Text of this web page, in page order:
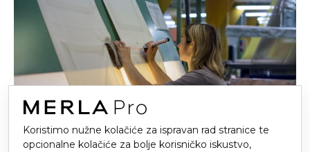
Koristimo nužne kolačiće za ispravan rad stranice te
opcionalne kolačiće za bolje korisničko iskustvo,